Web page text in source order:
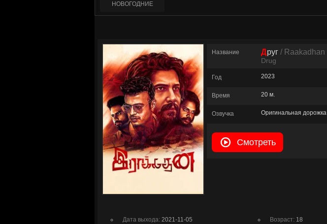
НОВОГОДНИЕ
Название Друг / Raakadhan
Drug
Год 2023
Время 20 м.
Озвучка Оригинальная дорожка
Смотреть
Дата выхода: 2021-11-05 Возраст: 18